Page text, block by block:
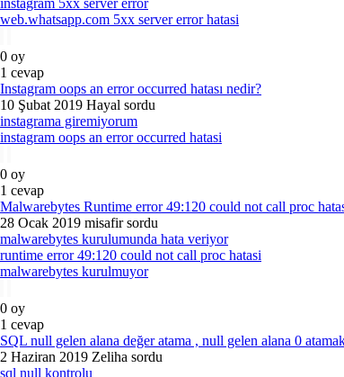
instagram 5xx server error
web.whatsapp.com 5xx server error hatasi
0 oy
1 cevap
Instagram oops an error occurred hatası nedir?
10 Şubat 2019 Hayal sordu
instagrama giremiyorum
instagram oops an error occurred hatasi
0 oy
1 cevap
Malwarebytes Runtime error 49:120 could not call proc
28 Ocak 2019 misafir sordu
malwarebytes kurulumunda hata veriyor
runtime error 49:120 could not call proc hatasi
malwarebytes kurulmuyor
0 oy
1 cevap
SQL null gelen alana değer atama , null gelen alana 0
2 Haziran 2019 Zeliha sordu
sql null kontrolu